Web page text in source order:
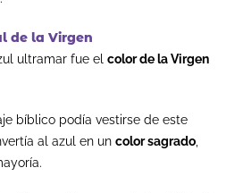
de la Virgen
ultramar fue el color de la Virgen
bíblico podía vestirse de este
al azul en un color sagrado